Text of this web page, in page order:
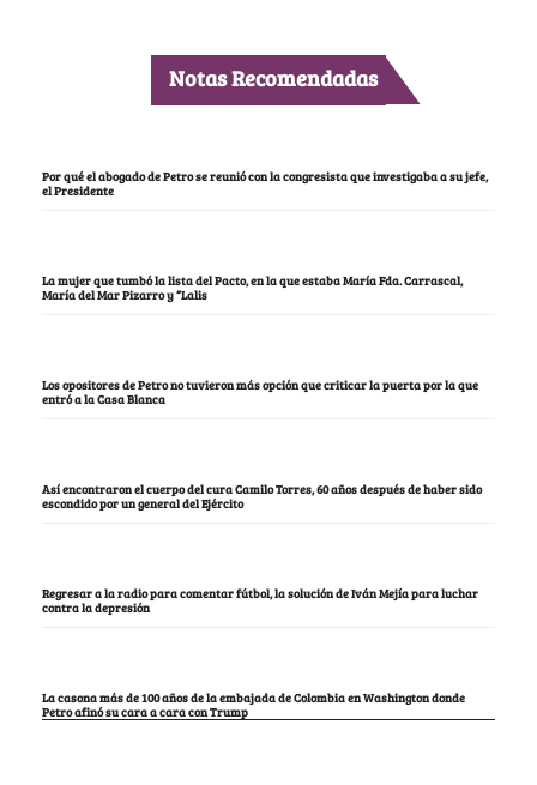
Notas Recomendadas
Por qué el abogado de Petro se reunió con la congresista que investigaba a su jefe,
el Presidente
La mujer que tumbó la lista del Pacto, en la que estaba María Fda. Carrascal,
María del Mar Pizarro y “Lalis
Los opositores de Petro no tuvieron más opción que criticar la puerta por la que
entró a la Casa Blanca
Así encontraron el cuerpo del cura Camilo Torres, 60 años después de haber sido
escondido por un general del Ejército
Regresar a la radio para comentar fútbol, la solución de Iván Mejía para luchar
contra la depresión
La casona más de 100 años de la embajada de Colombia en Washington donde
Petro afinó su cara a cara con Trump